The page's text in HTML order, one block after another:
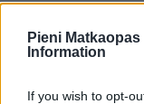
Pieni Matkaopas
Information
If you wish to opt-